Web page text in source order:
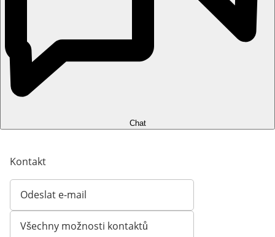
Chat
Kontakt
Odeslat e-mail
Otevírá e-mailového klienta
Všechny možnosti kontaktů